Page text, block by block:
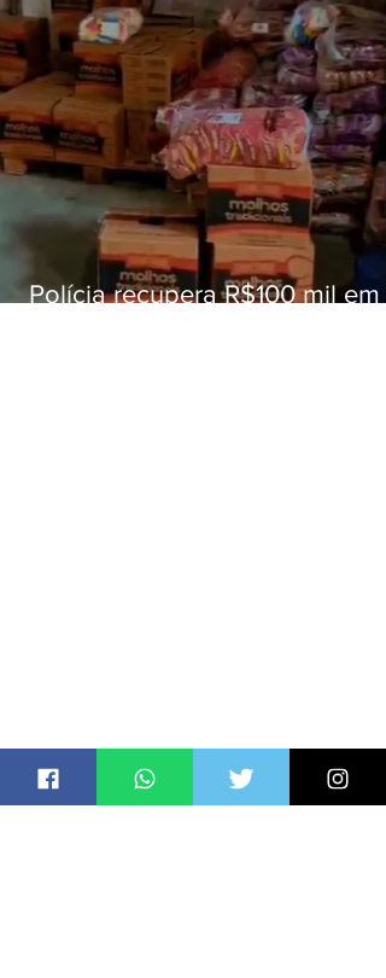
Polícia recupera R$100 mil em